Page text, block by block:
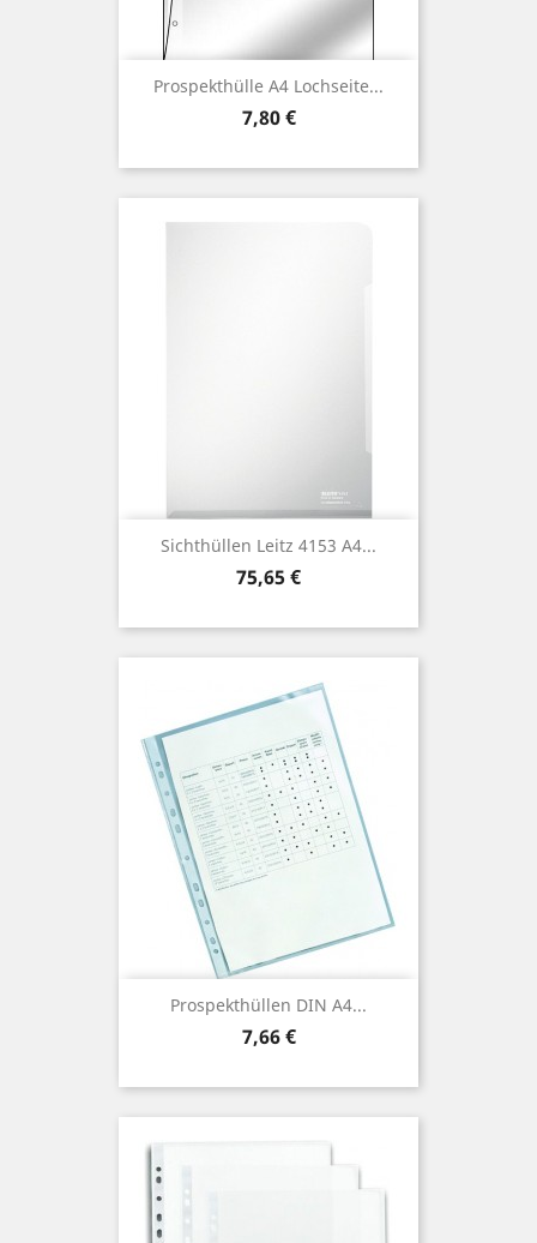
Prospekthülle A4 Lochseite...
Preis
7,80 €
Sichthüllen Leitz 4153 A4...
Preis
75,65 €
Prospekthüllen DIN A4...
Preis
7,66 €